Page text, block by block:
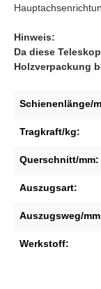
Hinweis:
Da diese
Holzverpackung
Schienenlänge/
Tragkraft/kg:
Querschnitt/mm:
Auszugsart:
Auszugsweg/
Werkstoff: